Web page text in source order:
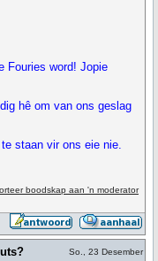
Fouries word! Jopie
hê om van ons geslag
staan vir ons eie nie.
boodskap aan 'n moderator
So., 23 Desember